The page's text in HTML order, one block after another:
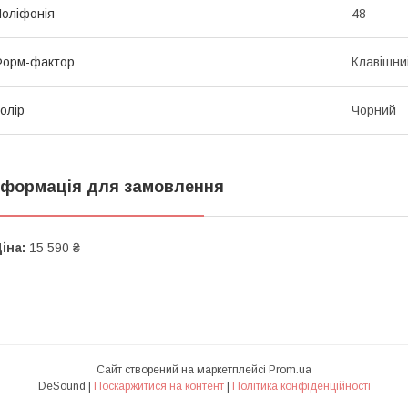
48
фактор
Чорний
для замовлення
15 590 ₴
Сайт створений на маркетплейсі Prom.ua
DeSound | Поскаржитися на контент | Політика конфіденційності